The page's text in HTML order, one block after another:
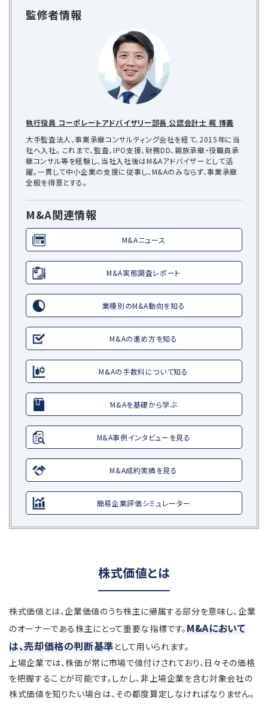
監修者情報
執行役員 コーポレートアドバイザリー部長 公認会計士 梶 博義
大手監査法人、事業承継コンサルティング会社を経て、2015年に当
社へ入社。 これまで、監査、IPO支援、財務DD、親族承継・役職員承
継コンサル等を経験し、当社入社後はM&Aアドバイザーとして活
躍。一貫して中小企業の支援に従事し、M&Aのみならず、事業承継
全般を得意とする。
M&A関連情報
M&Aニュース
M&A実態調査レポート
業種別のM&A動向を知る
M&Aの進め方を知る
M&Aの手数料について知る
M&Aを基礎から学ぶ
M&A事例インタビューを見る
M&A成約実績を見る
簡易企業評価シミュレーター
株式価値とは
株式価値とは、企業価値のうち株主に帰属する部分を意味し、企業
のオーナーである株主にとって重要な指標です。 M&Aにおいて
は、売却価格の判断基準として用いられます。
上場企業では、株価が常に市場で値付けされており、日々その価格
を把握することが可能です。しかし、非上場企業を含む対象会社の
株式価値を知りたい場合は、その都度算定しなければなりません。